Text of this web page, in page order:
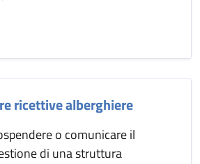
ricettive alberghiere
o comunicare il
di una struttura